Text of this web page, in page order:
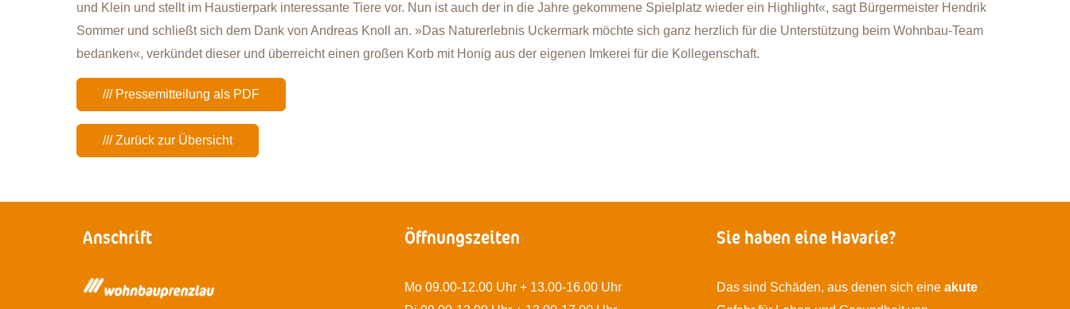
und Klein und stellt im Haustierpark interessante Tiere vor. Nun ist auch der in die Jahre gekommene Spielplatz wieder ein Highlight«, sagt Bürgermeister Hendrik
Sommer und schließt sich dem Dank von Andreas Knoll an. »Das Naturerlebnis Uckermark möchte sich ganz herzlich für die Unterstützung beim Wohnbau-Team
bedanken«, verkündet dieser und überreicht einen großen Korb mit Honig aus der eigenen Imkerei für die Kollegenschaft.
/// Pressemitteilung als PDF
/// Zurück zur Übersicht
Anschrift Öffnungszeiten
Mo 09.00-12.00 Uhr + 13.00-16.00 Uhr
Sie haben eine Havarie?
Das sind Schäden, aus denen sich eine akute